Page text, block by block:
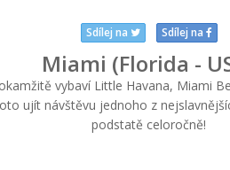
Sdílej na Sdílej na
Miami (Florida -
vybaví Little Havana, Miami
ujít návštěvu jednoho z
podstatě celoročně!